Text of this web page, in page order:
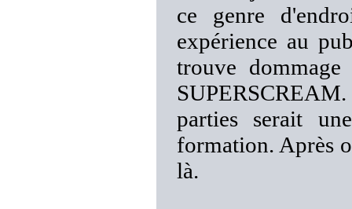
ce genre
expérience au
trouve
parties serait
formation. Après
là.